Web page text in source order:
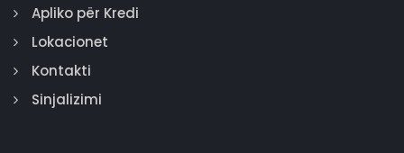
Apliko për Kredi
Lokacionet
Kontakti
Sinjalizimi